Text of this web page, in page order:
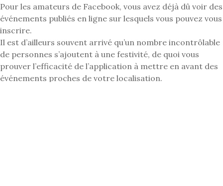
Pour les amateurs de Facebook, vous avez déjà dû voir des
événements publiés en ligne sur lesquels vous pouvez vous
inscrire.
Il est d’ailleurs souvent arrivé qu’un nombre incontrôlable
de personnes s’ajoutent à une festivité, de quoi vous
prouver l’efficacité de l’application à mettre en avant des
événements proches de votre localisation.